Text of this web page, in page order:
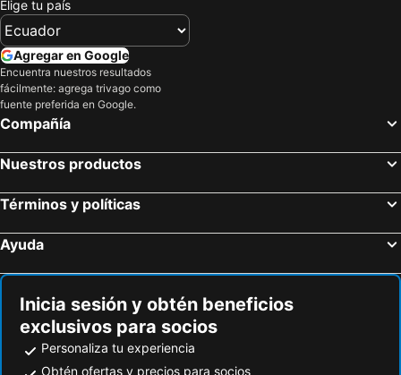
Barrio Chino
Recoleta Cultural Centre
Feria de San Pedro Telmo
Estadio Ciudad de La Plata
Comuna13
Avenida Santa Fe
Avenida Callao
Estadio José Amalfitani
Liniers
Comuna 9
Comuna10
Vélez Sarsfield
Floresta
Parque Avellaneda
Comuna 8
Comuna15
Elige tu país
Agregar en Google
Encuentra nuestros resultados
fácilmente: agrega trivago como
fuente preferida en Google.
Compañía
Nuestros productos
Términos y políticas
Ayuda
Inicia sesión y obtén beneficios
exclusivos para socios
Personaliza tu experiencia
Obtén ofertas y precios para socios